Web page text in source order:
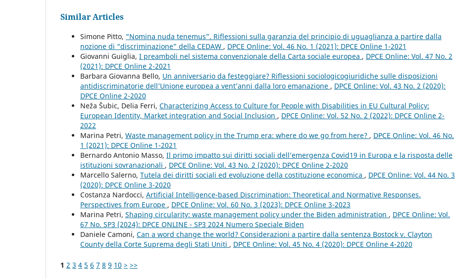
Similar Articles
Simone Pitto, “Nomina nuda tenemus”. Riflessioni sulla garanzia del principio di uguaglianza a partire dalla
nozione di “discriminazione” della CEDAW , DPCE Online: Vol. 46 No. 1 (2021): DPCE Online 1-2021
Giovanni Guiglia, I preamboli nel sistema convenzionale della Carta sociale europea , DPCE Online: Vol. 47 No. 2
(2021): DPCE Online 2-2021
Barbara Giovanna Bello, Un anniversario da festeggiare? Riflessioni sociologicogiuridiche sulle disposizioni
antidiscriminatorie dell’Unione europea a vent’anni dalla loro emanazione , DPCE Online: Vol. 43 No. 2 (2020):
DPCE Online 2-2020
Neža Šubic, Delia Ferri, Characterizing Access to Culture for People with Disabilities in EU Cultural Policy:
European Identity, Market integration and Social Inclusion , DPCE Online: Vol. 52 No. 2 (2022): DPCE Online 2-
2022
Marina Petri, Waste management policy in the Trump era: where do we go from here? , DPCE Online: Vol. 46 No.
1 (2021): DPCE Online 1-2021
Bernardo Antonio Masso, Il primo impatto sui diritti sociali dell’emergenza Covid19 in Europa e la risposta delle
istituzioni sovranazionali , DPCE Online: Vol. 43 No. 2 (2020): DPCE Online 2-2020
Marcello Salerno, Tutela dei diritti sociali ed evoluzione della costituzione economica , DPCE Online: Vol. 44 No. 3
(2020): DPCE Online 3-2020
Costanza Nardocci, Artificial Intelligence-based Discrimination: Theoretical and Normative Responses.
Perspectives from Europe , DPCE Online: Vol. 60 No. 3 (2023): DPCE Online 3-2023
Marina Petri, Shaping circularity: waste management policy under the Biden administration , DPCE Online: Vol.
67 No. SP3 (2024): DPCE ONLINE - SP3 2024 Numero Speciale Biden
Daniele Camoni, Can a word change the world? Considerazioni a partire dalla sentenza Bostock v. Clayton
County della Corte Suprema degli Stati Uniti , DPCE Online: Vol. 45 No. 4 (2020): DPCE Online 4-2020
1 2 3 4 5 6 7 8 9 10 > >>